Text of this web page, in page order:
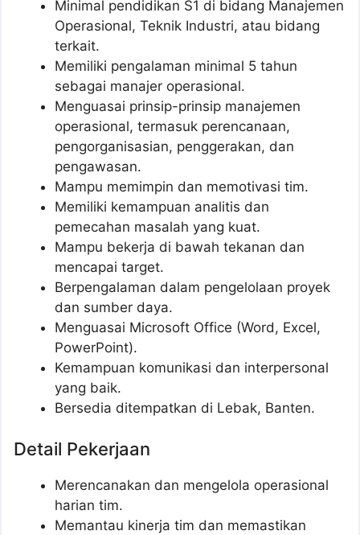
Minimal pendidikan S1 di bidang Manajemen
Operasional, Teknik Industri, atau bidang
terkait.
Memiliki pengalaman minimal 5 tahun
sebagai manajer operasional.
Menguasai prinsip-prinsip manajemen
operasional, termasuk perencanaan,
pengorganisasian, penggerakan, dan
pengawasan.
Mampu memimpin dan memotivasi tim.
Memiliki kemampuan analitis dan
pemecahan masalah yang kuat.
Mampu bekerja di bawah tekanan dan
mencapai target.
Berpengalaman dalam pengelolaan proyek
dan sumber daya.
Menguasai Microsoft Office (Word, Excel,
PowerPoint).
Kemampuan komunikasi dan interpersonal
yang baik.
Bersedia ditempatkan di Lebak, Banten.
Detail Pekerjaan
Merencanakan dan mengelola operasional
harian tim.
Memantau kinerja tim dan memastikan